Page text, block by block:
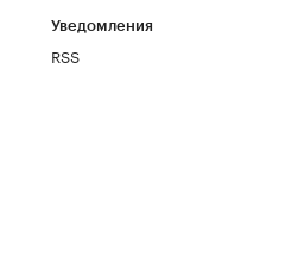
Уведомления
RSS